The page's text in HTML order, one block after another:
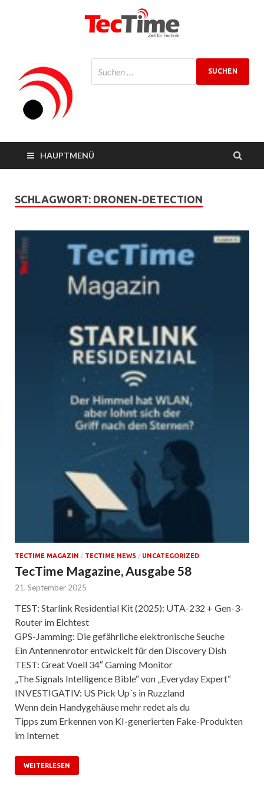
TecTime
HAUPTMENÜ
SCHLAGWORT: DRONEN-DETECTION
TECTIME MAGAZIN / TECTIME NEWS / UNCATEGORIZED
TecTime Magazine, Ausgabe 58
21. September 2025
TEST: Starlink Residential Kit (2025): UTA-232 + Gen-3-
Router im Elchtest
GPS-Jamming: Die gefährliche elektronische Seuche
Ein Antennenrotor entwickelt für den Discovery Dish
TEST: Great Voell 34″ Gaming Monitor
„The Signals Intelligence Bible“ von „Everyday Expert“
INVESTIGATIV: US Pick Up´s in Ruzzland
Wenn dein Handygehäuse mehr redet als du
Tipps zum Erkennen von KI-generierten Fake-Produkten
im Internet
WEITERLESEN